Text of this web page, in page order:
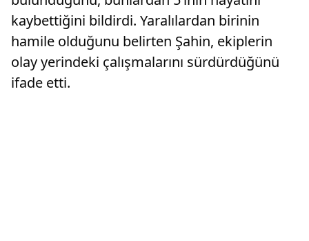
kaybettiğini bildirdi. Yaralılardan birinin
hamile olduğunu belirten Şahin, ekiplerin
olay yerindeki çalışmalarını sürdürdüğünü
ifade etti.